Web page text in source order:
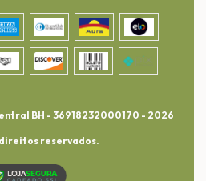
BH - 36918232000170 - 2026
reservados.